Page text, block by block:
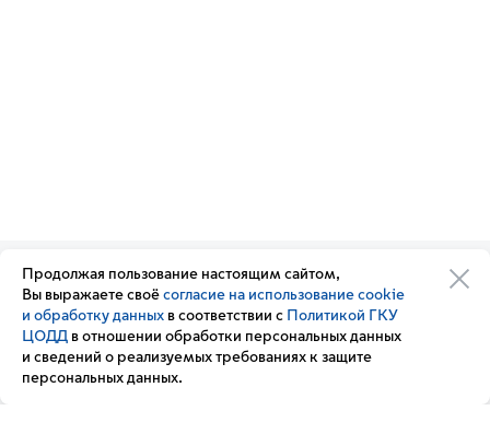
Организации транспортного
комплекса
Транспортный комплекс
России
Новости
Обратная связь
Подписка
на новости
Вакансии
Продолжая пользование настоящим сайтом,
Вы выражаете своё согласие на использование cookie
и обработку данных в соответствии с Политикой ГКУ
ЦОДД в отношении обработки персональных данных
и сведений о реализуемых требованиях к защите
персональных данных.